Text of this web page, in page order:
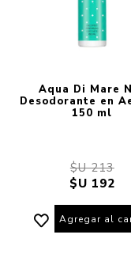
Aqua Di Mare
Desodorante en
150 ml
$U 213
$U 192
Agregar al